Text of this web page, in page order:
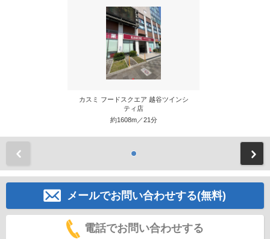
カスミ フードスクエア 越谷ツインシ
ティ店
約1608m／21分
メールでお問い合わせする(無料)
電話でお問い合わせする